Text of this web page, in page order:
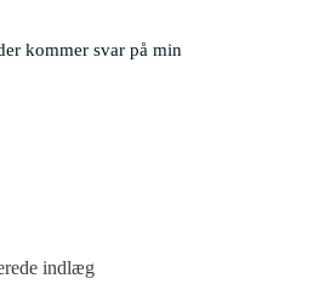
kommer svar på min
indlæg